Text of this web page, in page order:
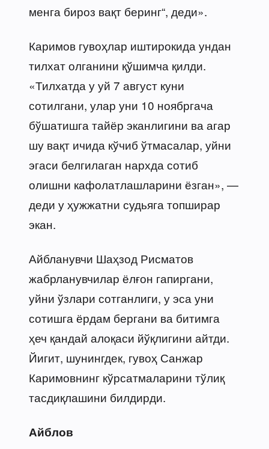
менга бироз вақт беринг“, деди».
Каримов гувоҳлар иштирокида ундан
тилхат олганини қўшимча қилди.
«Тилхатда у уй 7 август куни
сотилгани, улар уни 10 ноябргача
бўшатишга тайёр эканлигини ва агар
шу вақт ичида кўчиб ўтмасалар, уйни
эгаси белгилаган нархда сотиб
олишни кафолатлашларини ёзган», —
деди у ҳужжатни судьяга топширар
экан.
Айбланувчи Шаҳзод Рисматов
жабрланувчилар ёлғон гапиргани,
уйни ўзлари сотганлиги, у эса уни
сотишга ёрдам бергани ва битимга
ҳеч қандай алоқаси йўқлигини айтди.
Йигит, шунингдек, гувоҳ Санжар
Каримовнинг кўрсатмаларини тўлиқ
тасдиқлашини билдирди.
Айблов